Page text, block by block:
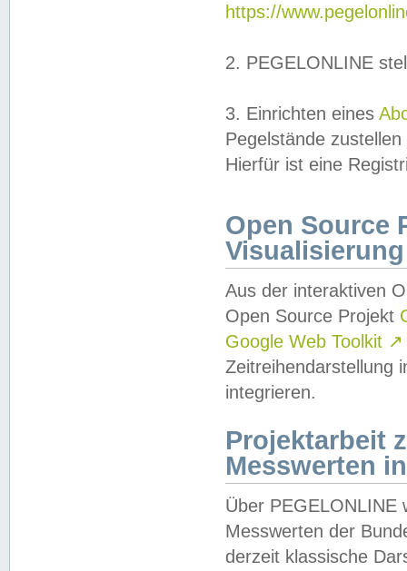
https://
2. PEGELONLINE
3. Einrichten eines
Pegelstände
Hierfür ist eine
Open Source
Visualisierung
Aus der interaktiven
Open Source Projekt
Google Web Toolkit ↗
Zeitreihendarstellung
integrieren.
Projektarbeit
Messwerten
Über PEGELONLINE
Messwerten der
derzeit klassische